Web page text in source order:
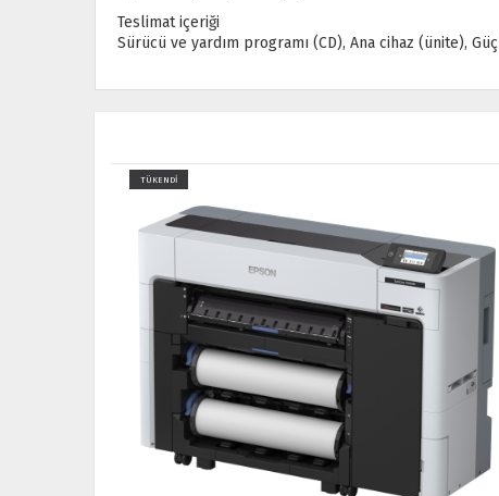
Teslimat içeriği
Sürücü ve yardım programı (CD), Ana cihaz (ünite),
TÜKENDİ